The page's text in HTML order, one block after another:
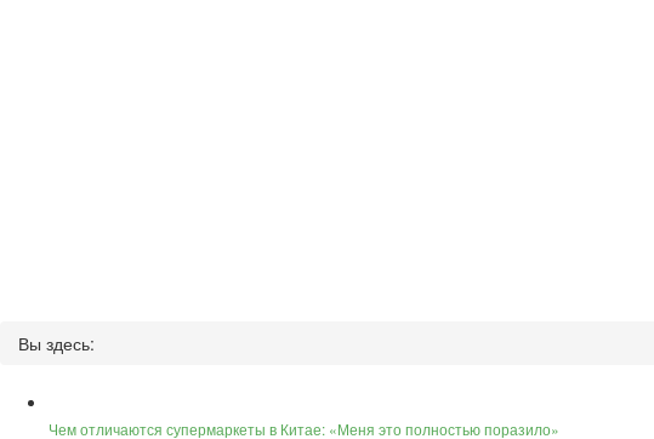
Вы здесь:
Чем отличаются супермаркеты в Китае: «Меня это полностью поразило»